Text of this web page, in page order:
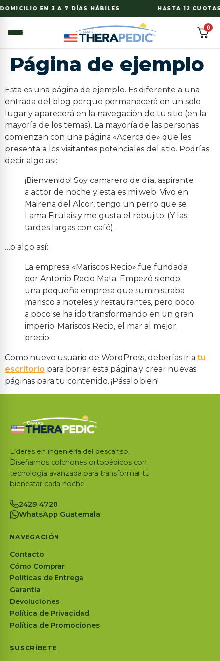
EN 3 A 7 DÍAS HÁBILES HASTA 12
0
Página de ejemplo
Esta es una página de ejemplo. Es diferente a una
entrada del blog porque permanecerá en un solo
lugar y aparecerá en la navegación de tu sitio (en la
mayoría de los temas). La mayoría de las personas
comienzan con una página «Acerca de» que les
presenta a los visitantes potenciales del sitio. Podrías
decir algo así:
¡Bienvenido! Soy camarero de día, aspirante
a actor de noche y esta es mi web. Vivo en
Mairena del Alcor, tengo un perro que se
llama Firulais y me gusta el rebujito. (Y las
tardes largas con café).
…o algo así:
La empresa «Mariscos Recio» fue fundada
por Antonio Recio Mata. Empezó siendo
una pequeña empresa que suministraba
marisco a hoteles y restaurantes, pero poco
a poco se ha ido transformando en un gran
imperio. Mariscos Recio, el mar al mejor
precio.
Como nuevo usuario de WordPress, deberías ir a tu
escritorio para borrar esta página y crear nuevas
páginas para tu contenido. ¡Pásalo bien!
Líderes en ingeniería del descanso.
Diseñamos colchones ortopédicos con
tecnología avanzada para transformar tu
bienestar cada noche.
2429 4720
WhatsApp Guatemala
NAVEGACIÓN
Contacto
Cómo Comprar
Políticas de Entrega
Garantía
Devoluciones
Política de Privacidad
Política de Promociones
SUSCRÍBETE